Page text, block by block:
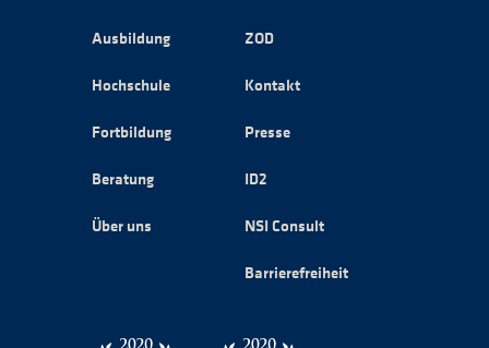
Ausbildung
Hochschule
Fortbildung
Beratung
Über uns
ZOD
Kontakt
Presse
ID2
NSI Consult
Barrierefreiheit